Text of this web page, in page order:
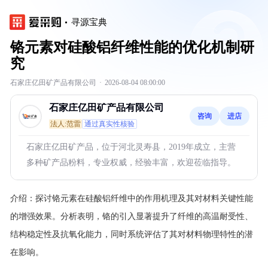
寻源宝典
铬元素对硅酸铝纤维性能的优化机制研
究
石家庄亿田矿产品有限公司 · 2026-08-04 08:00:00
石家庄亿田矿产品有限公司
法人:范雷 通过真实性核验
咨询 进店
石家庄亿田矿产品，位于河北灵寿县，2019年成立，主营
多种矿产品粉料，专业权威，经验丰富，欢迎莅临指导。
介绍： 探讨铬元素在硅酸铝纤维中的作用机理及其对材料关键性能
的增强效果。分析表明，铬的引入显著提升了纤维的高温耐受性、
结构稳定性及抗氧化能力，同时系统评估了其对材料物理特性的潜
在影响。